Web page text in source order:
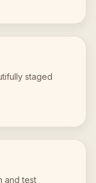
staged
and test